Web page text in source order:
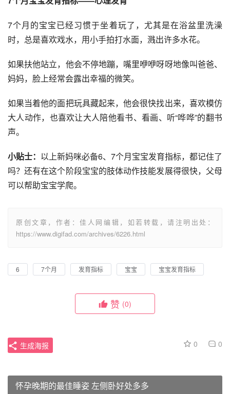
7个月的宝宝已经习惯于坐着玩了，尤其是在浴盆里洗澡
时，总是喜欢戏水，用小手拍打水面，溅出许多水花。
如果扶他站立，他会不停地蹦，嘴里咿咿呀呀地像叫爸爸、
妈妈，脸上经常会露出幸福的微笑。
如果当着他的面把玩具藏起来，他会很快找出来，喜欢模仿
大人动作，也喜欢让大人陪他看书、看画、听“哗哗”的翻书
声。
小贴士： 以上新妈咪必备6、7个月宝宝发育指标，都记住了
吗？还有在这个阶段宝宝的肢体动作技能发展得很快，父母
可以帮助宝宝学爬。
原创文章，作者：佳人网编辑，如若转载，请注明出处：
https://www.digifad.com/archives/6226.html
6 7个月 发育指标 宝宝 宝宝发育指标
赞 (0)
0 0
生成海报
怀孕晚期的最佳睡姿 左侧卧好处多多